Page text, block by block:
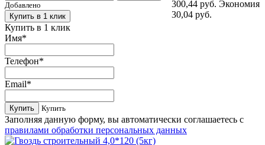
300,44 руб. Экономия
30,04 руб.
Добавлено
Купить в 1 клик
Купить в 1 клик
Имя*
Телефон*
Email*
Купить Купить
Заполняя данную форму, вы автоматически соглашаетесь с
правилами обработки персональных данных